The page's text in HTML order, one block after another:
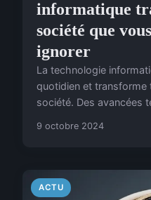
informatique
société que
ignorer
La technologie
quotidien et transforme
société. Des avancées
9 octobre 2024
ACTU